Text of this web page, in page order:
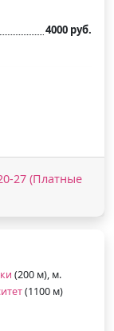
4000 руб.
27 (Платные
(200 м), м.
(1100 м)